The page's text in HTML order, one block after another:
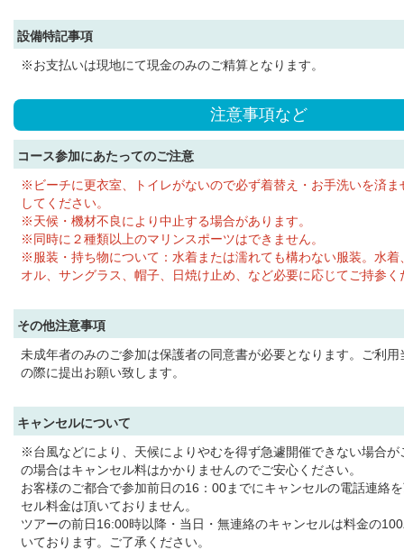
設備特記事項
※お支払いは現地にて現金のみのご精算となります。
注意事項など
コース参加にあたってのご注意
※ビーチに更衣室、トイレがないので必ず着替え・お手洗いを済ま
してください。
※天候・機材不良により中止する場合があります。
※同時に２種類以上のマリンスポーツはできません。
※服装・持ち物について：水着または濡れても構わない服装。水着
オル、サングラス、帽子、日焼け止め、など必要に応じてご持参く
その他注意事項
未成年者のみのご参加は保護者の同意書が必要となります。ご利用
の際に提出お願い致します。
キャンセルについて
※台風などにより、天候によりやむを得ず急遽開催できない場合が
の場合はキャンセル料はかかりませんのでご安心ください。
お客様のご都合で参加前日の16：00までにキャンセルの電話連絡
セル料金は頂いておりません。
ツアーの前日16:00時以降・当日・無連絡のキャンセルは料金の
いております。ご了承ください。